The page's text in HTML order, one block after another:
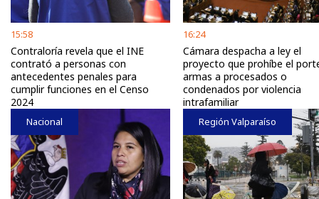
15:58
Contraloría revela que el INE
contrató a personas con
antecedentes penales para
cumplir funciones en el Censo
2024
16:24
Cámara despacha a ley el
proyecto que prohíbe el
armas a procesados o
condenados por violencia
intrafamiliar
Nacional Región Valparaíso